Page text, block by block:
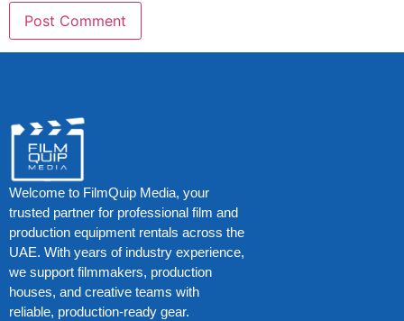
Welcome to FilmQuip Media, your
trusted partner for professional film and
production equipment rentals across the
UAE. With years of industry experience,
we support filmmakers, production
houses, and creative teams with
reliable, production-ready gear.